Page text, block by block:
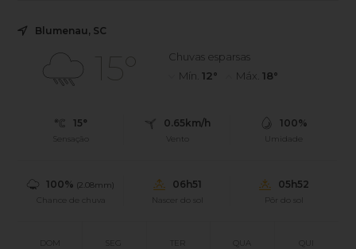
Blumenau, SC
15°
Chuvas esparsas
Mín. 12° Máx. 18°
15°
Sensação
0.65km/h
Vento
100%
Umidade
100% (2.08mm)
Chance de chuva
06h51
Nascer do sol
05h52
Pôr do sol
DOM SEG TER QUA